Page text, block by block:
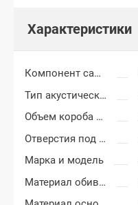
Характеристики
Компонент салона
Тип акустического короба
Объем короба сабвуфера
Отверстия под сабвуфер
Марка и модель
Материал обивки короба сабвуфера